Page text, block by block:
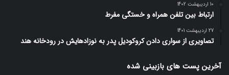
10 اردیبهشت 1402
ارتباط بین تلفن همراه و خستگی مفرط
27 اردیبهشت 1401
تصاویری از سواری دادن کروکودیل پدر به نوزادهایش در رودخانه هند
آخرین پست های بازبینی شده